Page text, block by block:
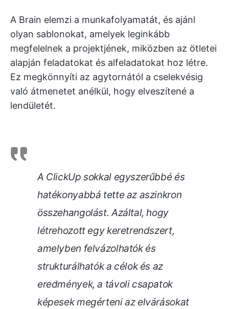
A Brain elemzi a munkafolyamatát, és ajánl
olyan sablonokat, amelyek leginkább
megfelelnek a projektjének, miközben az ötletei
alapján feladatokat és alfeladatokat hoz létre.
Ez megkönnyíti az agytornától a cselekvésig
való átmenetet anélkül, hogy elveszítené a
lendületét.
A ClickUp sokkal egyszerűbbé és
hatékonyabbá tette az aszinkron
összehangolást. Azáltal, hogy
létrehozott egy keretrendszert,
amelyben felvázolhatók és
strukturálhatók a célok és az
eredmények, a távoli csapatok
képesek megérteni az elvárásokat